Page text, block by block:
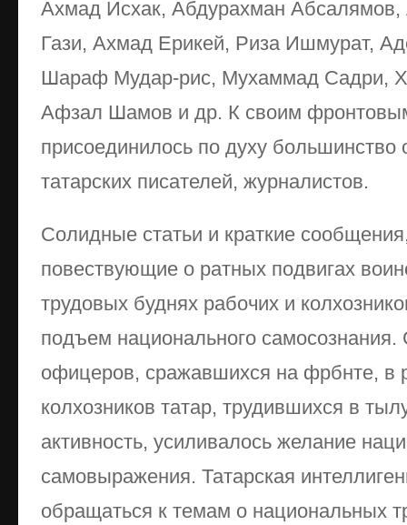
Ахмад Исхак, Абдурахман
Гази, Ахмад Ерикей, Риза Ишмурат,
Шараф Мудар-рис, Мухаммад Садри,
Афзал Шамов и др. К своим
присоединилось по духу большинство
татарских писателей, журналистов.
Солидные статьи и краткие
повествующие о ратных подвигах
трудовых буднях рабочих и
подъем национального самосознания.
офицеров, сражавшихся на фрбнте, в
колхозников татар, трудившихся в
активность, усиливалось желание
самовыражения. Татарская
обращаться к темам о национальных